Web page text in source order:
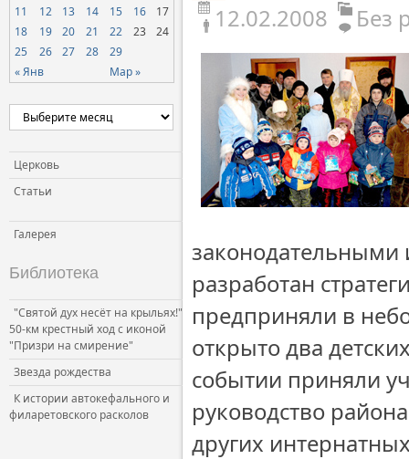
« Янв Мар »
11
12 13 14 15 16
17
18
19 20 21 22 23
24
25
26 27 28 29
Церковь
Статьи
Галерея
Библиотека
"Святой дух несёт на крыльях!"
50-км крестный ход с иконой
"Призри на смирение"
Звезда рождества
К истории автокефального и
филаретовского расколов
12.02.2008 Без
законодательными
разработан
предприняли в
открыто два
событии приняли
руководство
других